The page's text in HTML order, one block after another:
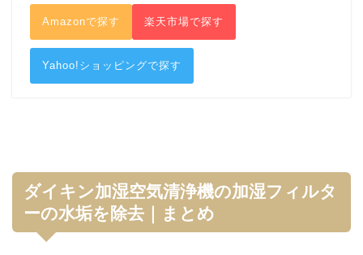
Amazonで探す 楽天市場で探す
Yahoo!ショッピングで探す
ダイキン加湿空気清浄機の加湿フィルタ
ーの水垢を除去｜まとめ